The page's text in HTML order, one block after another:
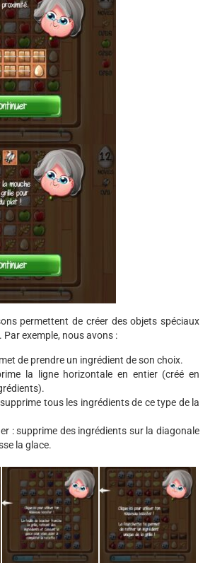
permettent de créer des objets spéciaux
exemple, nous avons :
de prendre un ingrédient de son choix.
la ligne horizontale en entier (créé en
tous les ingrédients de ce type de la
: supprime des ingrédients sur la diagonale
la glace.